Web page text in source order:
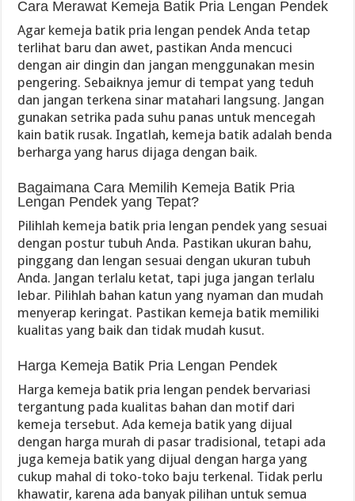
Cara Merawat Kemeja Batik Pria Lengan Pendek
Agar kemeja batik pria lengan pendek Anda tetap
terlihat baru dan awet, pastikan Anda mencuci
dengan air dingin dan jangan menggunakan mesin
pengering. Sebaiknya jemur di tempat yang teduh
dan jangan terkena sinar matahari langsung. Jangan
gunakan setrika pada suhu panas untuk mencegah
kain batik rusak. Ingatlah, kemeja batik adalah benda
berharga yang harus dijaga dengan baik.
Bagaimana Cara Memilih Kemeja Batik Pria
Lengan Pendek yang Tepat?
Pilihlah kemeja batik pria lengan pendek yang sesuai
dengan postur tubuh Anda. Pastikan ukuran bahu,
pinggang dan lengan sesuai dengan ukuran tubuh
Anda. Jangan terlalu ketat, tapi juga jangan terlalu
lebar. Pilihlah bahan katun yang nyaman dan mudah
menyerap keringat. Pastikan kemeja batik memiliki
kualitas yang baik dan tidak mudah kusut.
Harga Kemeja Batik Pria Lengan Pendek
Harga kemeja batik pria lengan pendek bervariasi
tergantung pada kualitas bahan dan motif dari
kemeja tersebut. Ada kemeja batik yang dijual
dengan harga murah di pasar tradisional, tetapi ada
juga kemeja batik yang dijual dengan harga yang
cukup mahal di toko-toko baju terkenal. Tidak perlu
khawatir, karena ada banyak pilihan untuk semua